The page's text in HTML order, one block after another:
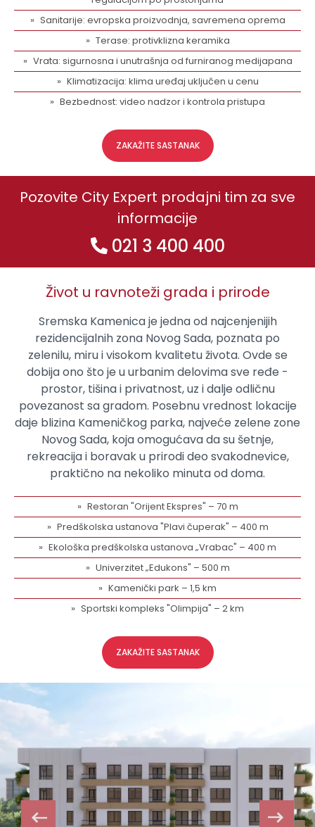
Sanitarije: evropska proizvodnja, savremena oprema
Terase: protivklizna keramika
Vrata: sigurnosna i unutrašnja od furniranog medijapana
Klimatizacija: klima uređaj uključen u cenu
Bezbednost: video nadzor i kontrola pristupa
ZAKAŽITE SASTANAK
Pozovite City Expert prodajni tim za sve
informacije
021 3 400 400
Život u ravnoteži grada i prirode
Sremska Kamenica je jedna od najcenjenijih
rezidencijalnih zona Novog Sada, poznata po
zelenilu, miru i visokom kvalitetu života. Ovde se
dobija ono što je u urbanim delovima sve ređe -
prostor, tišina i privatnost, uz i dalje odličnu
povezanost sa gradom. Posebnu vrednost lokacije
daje blizina Kameničkog parka, najveće zelene zone
Novog Sada, koja omogućava da su šetnje,
rekreacija i boravak u prirodi deo svakodnevice,
praktično na nekoliko minuta od doma.
Restoran "Orijent Ekspres" – 70 m
Predškolska ustanova "Plavi čuperak" – 400 m
Ekološka predškolska ustanova „Vrabac" – 400 m
Univerzitet „Edukons" – 500 m
Kamenički park – 1,5 km
Sportski kompleks "Olimpija" – 2 km
ZAKAŽITE SASTANAK